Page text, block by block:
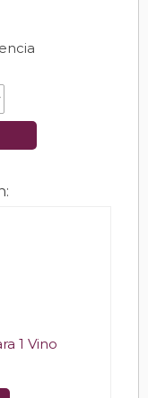
1 Vino